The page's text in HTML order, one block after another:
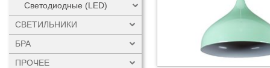
Светодиодные (LED)
СВЕТИЛЬНИКИ
БРА
ПРОЧЕЕ